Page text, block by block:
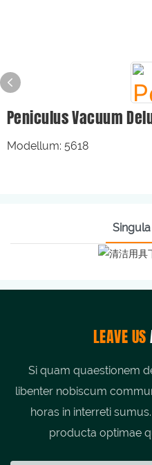
Peniculus Vacuum
Modellum: 5618
LEAVE US
Si quam quaestionem
libenter nobiscum
horas in interreti
producta optimae